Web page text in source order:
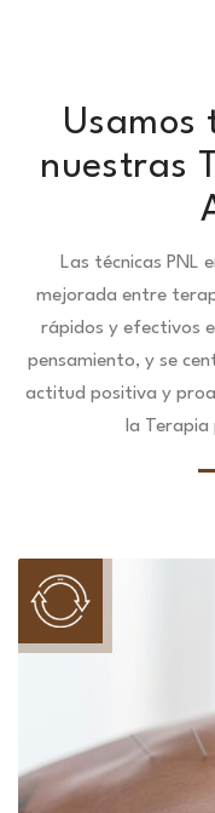
Usamos
nuestras
Las técnicas PNL
mejorada entre
rápidos y efectivos
pensamiento, y se
actitud positiva y
la